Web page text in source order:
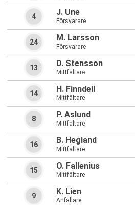
J. Une
Försvarare
4
M. Larsson
Försvarare
24
D. Stensson
Mittfältare
13
H. Finndell
Mittfältare
14
P. Aslund
Mittfältare
8
B. Hegland
Mittfältare
16
O. Fallenius
Mittfältare
15
K. Lien
Anfallare
9